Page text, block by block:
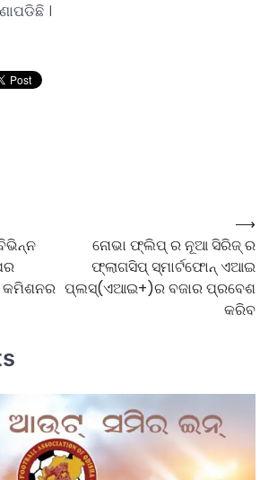
।
କମିଶନର
ନୋଭା ଫ୍ଲିପ୍ ର ନୂଆ ସିରିଜ୍ ର
ଫ୍ଲାଗସିପ୍ ସ୍ମାର୍ଟଫୋନ୍ ଏଆଇ
ପ୍ଲସ୍(ଏଆଇ+)ର ବଜାର ପ୍ରବେଶ
କରିବ
⟶